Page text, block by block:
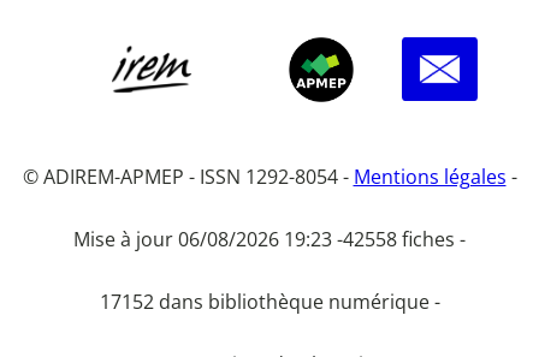
© ADIREM-APMEP - ISSN 1292-8054 - Mentions légales -
Mise à jour 06/08/2026 19:23 -42558 fiches -
17152 dans bibliothèque numérique -